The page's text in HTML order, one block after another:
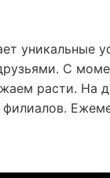
уникальные
С
расти. На